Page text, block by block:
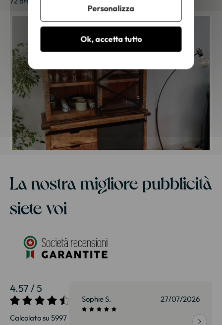
La nostra migliore pubblicità
siete voi
4.57 / 5
Calcolato su 5997
27/07/2026 Sophie S. 27/07/2026
Ok, accetta tutto
Personalizza